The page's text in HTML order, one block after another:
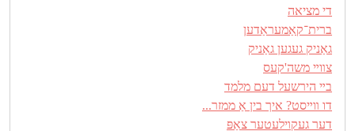
די מציאה
ברית־קאַמעראַדען
גאַניק געגען גאַניק
צװײ משה'קעס
בײ הירשעל דעם מלמד
דו װײסט? איך בין אַ ממזר...
דער געקױלעטער צאַפּ